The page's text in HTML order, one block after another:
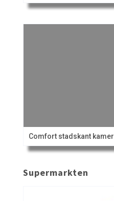
Comfort stadskant kamer
Supermarkten